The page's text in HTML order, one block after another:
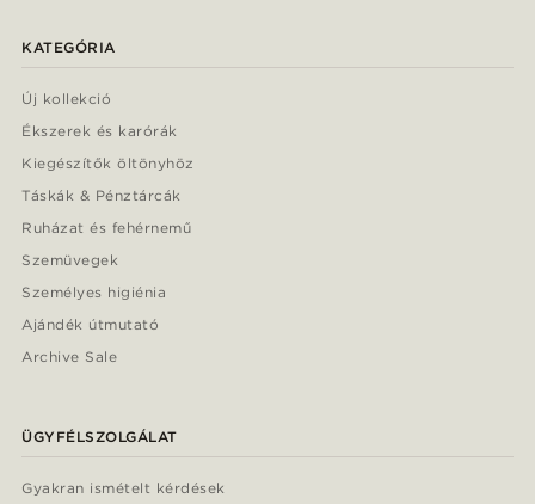
KATEGÓRIA
Új kollekció
Ékszerek és karórák
Kiegészítők öltönyhöz
Táskák & Pénztárcák
Ruházat és fehérnemű
Szemüvegek
Személyes higiénia
Ajándék útmutató
Archive Sale
ÜGYFÉLSZOLGÁLAT
Gyakran ismételt kérdések